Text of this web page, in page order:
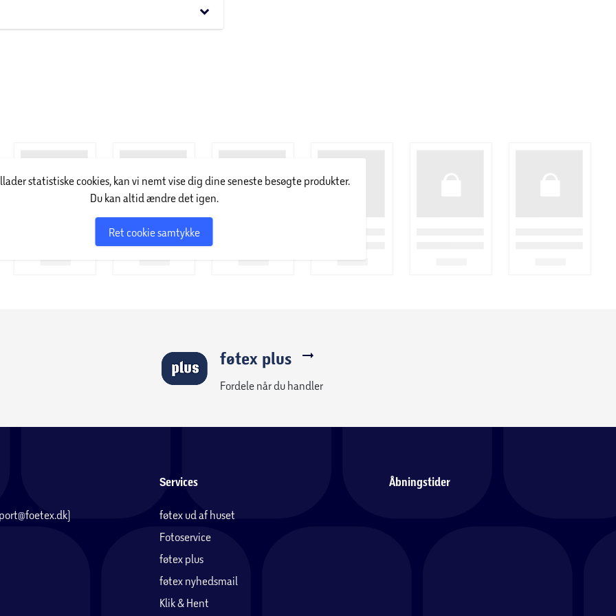
nem at bruge i mørke og nødsituationer
til alle dæk. Hurtig oprulning af kabel efter
keyboard_arrow_down
statistiske cookies, kan vi nemt vise dig dine seneste besøgte produkter.
Du kan altid ændre det igen.
Ret cookie samtykke
føtex plus
Fordele når du handler
Services
føtex ud af huset
Fotoservice
føtex plus
føtex nyhedsmail
Klik & Hent
Åbningstider